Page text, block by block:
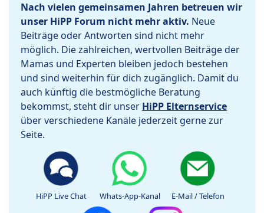
Nach vielen gemeinsamen Jahren betreuen wir
unser HiPP Forum nicht mehr aktiv. Neue
Beiträge oder Antworten sind nicht mehr
möglich. Die zahlreichen, wertvollen Beiträge der
Mamas und Experten bleiben jedoch bestehen
und sind weiterhin für dich zugänglich. Damit du
auch künftig die bestmögliche Beratung
bekommst, steht dir unser HiPP Elternservice
über verschiedene Kanäle jederzeit gerne zur
Seite.
HiPP Live Chat Whats-App-Kanal E-Mail / Telefon